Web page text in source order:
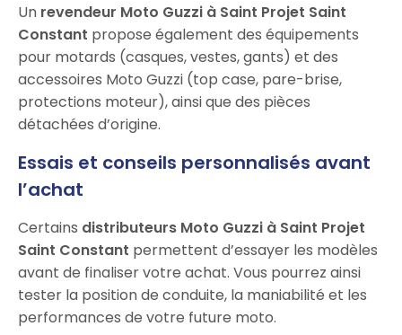
Un revendeur Moto Guzzi à Saint Projet Saint
Constant propose également des équipements
pour motards (casques, vestes, gants) et des
accessoires Moto Guzzi (top case, pare-brise,
protections moteur), ainsi que des pièces
détachées d’origine.
Essais et conseils personnalisés avant
l’achat
Certains distributeurs Moto Guzzi à Saint Projet
Saint Constant permettent d’essayer les modèles
avant de finaliser votre achat. Vous pourrez ainsi
tester la position de conduite, la maniabilité et les
performances de votre future moto.